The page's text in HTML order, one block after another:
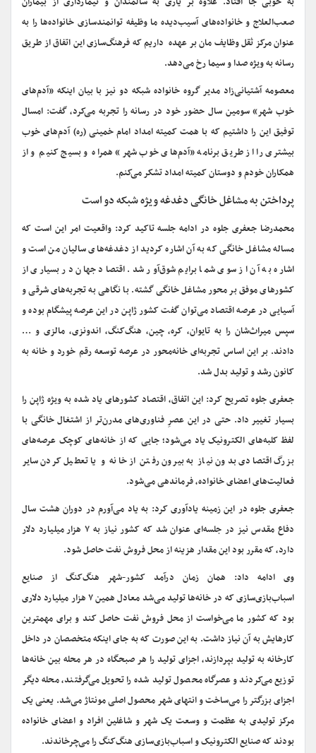
صعب‌العلاج و خانواده‌های آسیب‌دیده ما وظیفه توانمندسازی خانواده‌ها را به
عنوان مرکز ثقل وظایف مان بر عهده داریم که فرهنگ‌سازی این اتفاق از طریق
رسانه به ویژه صدا و سیما رخ می‌دهد.
معصومه آشتیانی‌زاد مدیر گروه خانواده شبکه دو نیز با بیان اینکه «آدم‌های
خوب شهر» سومین سال حضور خود در رسانه را تجربه می‌کرد، گفت: امسال
توفیق این را داشتیم که با همت کمیته امداد امام خمینی (ره) آدم‌های خوب
بیشتری را از طریق برنامه «آدم‌های خوب شهر» همراه و بسیج کنیم و از
همکاران خودم و دوستان کمیته امداد تشکر می‌کنم.
پرداختن به مشاغل خانگی دغدغه‌‌ ویژه شبکه دو است
محمدرضا جعفری جلوه در ادامه جلسه تاکید کرد: واقعیت امر این است که
مساله مشاغل خانگی که به آن اشاره کردید از دغدغه‌های سالیان من است و
اشاره به آن از سوی شما برایم شوق‌آور شد. اقتصاد جهان در بسیاری از
کشورهای موفق بر محور مشاغل خانگی گشته. با نگاهی به تجربه‌های شرقی و
آسیایی در عرصه اقتصاد می‌توان گفت کشور ژاپن در این عرصه پیشگام بوده و
سپس میراث‌شان را به تایوان، کره، چین، هنگ‌کنگ، اندونزی، مالزی و …
دادند. بر این اساس تجربه‌ای خانه‌محور در عرصه توسعه رقم خورد و خانه به
کانون رشد و تولید بدل شد.
جعفری جلوه تصریح کرد: این اتفاق، اقتصاد کشورهای یاد شده به ویژه ژاپن را
بسیار تغییر داد. حتی در این عصرِ فناوری‌های مدرن‌تر از اشتغال خانگی با
لفظ کلبه‌های الکترونیک یاد می‌شود؛ جایی که از خانه‌های کوچک عرصه‌‌های
بزرگ اقتصادی بدون نیاز به بیرون رفتن از خانه و یا تعطیل کردن سایر
فعالیت‌های اعضای خانواده، فرماندهی می‌شود.
جعفری جلوه در این زمینه یادآوری کرد: به یاد می‌‌آورم در دوران هشت سال
دفاع مقدس نیز در جلسه‌ای عنوان شد که کشور نیاز به ۷ هزار میلیارد دلار
دارد، که مقرر بود این مقدار هزینه از محل فروش نفت حاصل شود.
وی ادامه داد: همان زمان درآمد کشور-شهر هنگ‌کنگ از صنایع
اسباب‌بازی‌سازی که در خانه‌‌ها تولید می‌شد معادل همین ۷ هزار میلیارد دلاری
بود که کشور ما می‌خواست از محل فروش نفت حاصل کند و برای مهمترین
کارهایش به آن نیاز داشت. به این صورت که به جای اینکه متخصصان در داخل
کارخانه به تولید بپردازند، اجزای تولید را هر صبحگاه در هر محله بین خانه‌ها
توزیع می‌‌کردند و عصرگاه محصول تولید شده را تحویل می‌گرفتند، محله دیگر
اجزای بزرگتر را می‌ساخت و انتهای شهر محصول اصلی مونتاژ می‌شد. یعنی یک
مرکز تولیدی به عظمت و وسعت یک شهر و شاغلین افراد و اعضای خانواده
بودند که صنایع الکترونیک و اسباب‌بازی‌سازی هنگ‌کنگ را می‌چرخاندند.